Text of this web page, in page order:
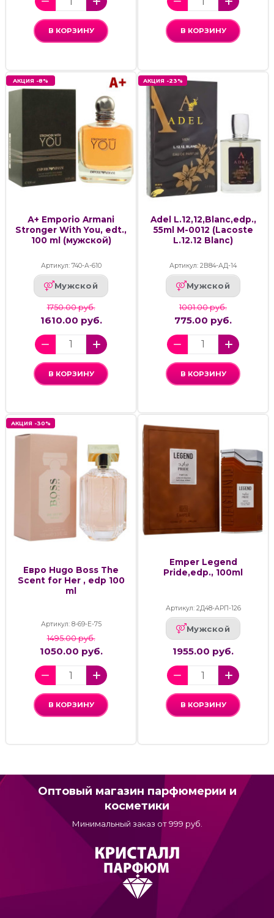
В КОРЗИНУ В КОРЗИНУ
АКЦИЯ -8%
А+ Emporio Armani
Stronger With You, edt.,
100 ml (мужской)
Артикул: 740-А-610
Мужской
1750.00 руб.
1610.00 руб.
В КОРЗИНУ
АКЦИЯ -23%
Adel L.12,12,Blanc,edp.,
55ml M-0012 (Lacoste
L.12.12 Blanc)
Артикул: 2В84-АД-14
Мужской
1001.00 руб.
775.00 руб.
В КОРЗИНУ
АКЦИЯ -30%
Евро Hugo Boss The
Scent for Her , edp 100
ml
Артикул: 8-69-Е-75
1495.00 руб.
1050.00 руб.
В КОРЗИНУ
Emper Legend
Pride,edp., 100ml
Артикул: 2Д48-АРП-126
Мужской
1955.00 руб.
В КОРЗИНУ
Оптовый магазин парфюмерии и
косметики
Минимальный заказ от 999 руб.